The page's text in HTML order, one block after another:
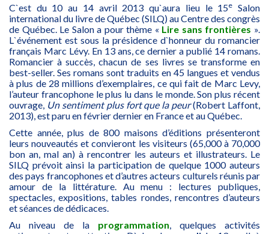
C`est du 10 au 14 avril 2013 qu`aura lieu le 15e Salon
international du livre de Québec (SILQ) au Centre des congrès
de Québec. Le Salon a pour thème « Lire sans frontières ».
L`événement est sous la présidence d`honneur du romancier
français Marc Lévy. En 13 ans, ce dernier a publié 14 romans.
Romancier à succès, chacun de ses livres se transforme en
best-seller. Ses romans sont traduits en 45 langues et vendus
à plus de 28 millions d’exemplaires, ce qui fait de Marc Levy,
l’auteur francophone le plus lu dans le monde. Son plus récent
ouvrage, Un sentiment plus fort que la peur(Robert Laffont,
2013), est paru en février dernier en France et au Québec.
Cette année, plus de 800 maisons d’éditions présenteront
leurs nouveautés et convieront les visiteurs (65,000 à 70,000
bon an, mal an) à rencontrer les auteurs et illustrateurs. Le
SILQ prévoit ainsi la participation de quelque 1000 auteurs
des pays francophones et d’autres acteurs culturels réunis par
amour de la littérature. Au menu : lectures publiques,
spectacles, expositions, tables rondes, rencontres d’auteurs
et séances de dédicaces.
Au niveau de la programmation, quelques activités